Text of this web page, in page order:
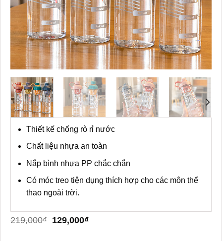
Thiết kế chống rò rỉ nước
Chất liệu nhựa an toàn
Nắp bình nhựa PP chắc chắn
Có móc treo tiện dụng thích hợp cho các môn thể
thao ngoài trời.
219,000₫ Giá
129,000₫Giá